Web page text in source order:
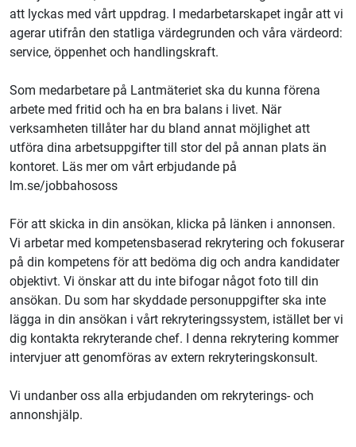
att lyckas med vårt uppdrag. I medarbetarskapet ingår att vi
agerar utifrån den statliga värdegrunden och våra värdeord:
service, öppenhet och handlingskraft.
Som medarbetare på Lantmäteriet ska du kunna förena
arbete med fritid och ha en bra balans i livet. När
verksamheten tillåter har du bland annat möjlighet att
utföra dina arbetsuppgifter till stor del på annan plats än
kontoret. Läs mer om vårt erbjudande på
lm.se/jobbahososs
För att skicka in din ansökan, klicka på länken i annonsen.
Vi arbetar med kompetensbaserad rekrytering och fokuserar
på din kompetens för att bedöma dig och andra kandidater
objektivt. Vi önskar att du inte bifogar något foto till din
ansökan. Du som har skyddade personuppgifter ska inte
lägga in din ansökan i vårt rekryteringssystem, istället ber vi
dig kontakta rekryterande chef. I denna rekrytering kommer
intervjuer att genomföras av extern rekryteringskonsult.
Vi undanber oss alla erbjudanden om rekryterings- och
annonshjälp.